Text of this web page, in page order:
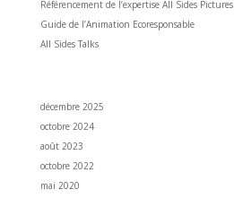
Référencement de l’expertise All Sides Pictures
Guide de l’Animation Ecoresponsable
All Sides Talks
décembre 2025
octobre 2024
août 2023
octobre 2022
mai 2020